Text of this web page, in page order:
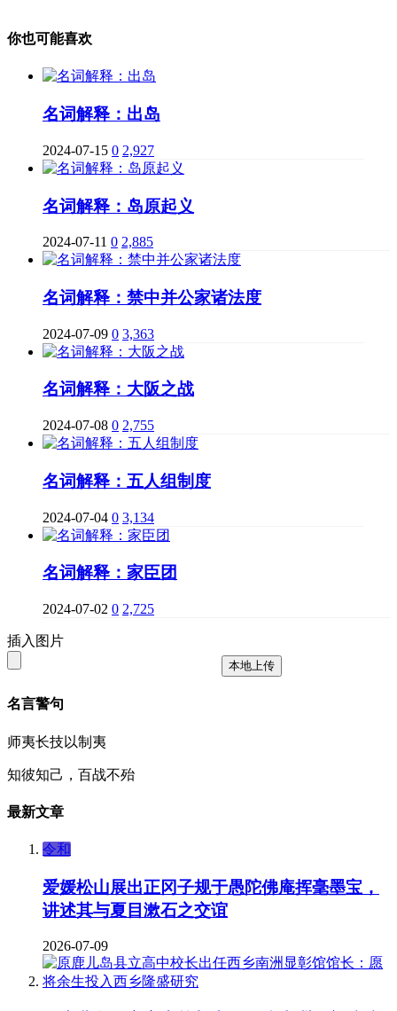
你也可能喜欢
名词解释：出岛
2024-07-15 0 2,927
名词解释：岛原起义
2024-07-11 0 2,885
名词解释：禁中并公家诸法度
2024-07-09 0 3,363
名词解释：大阪之战
2024-07-08 0 2,755
名词解释：五人组制度
2024-07-04 0 3,134
名词解释：家臣团
2024-07-02 0 2,725
插入图片
本地上传
名言警句
师夷长技以制夷
知彼知己，百战不殆
最新文章
令和
爱媛松山展出正冈子规于愚陀佛庵挥毫墨宝，
讲述其与夏目漱石之交谊
2026-07-09